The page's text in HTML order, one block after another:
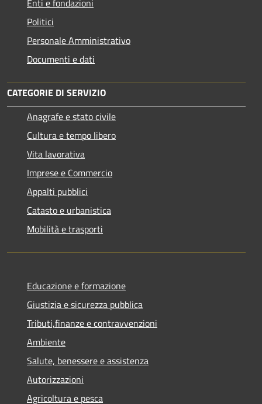
Politici
Personale Amministrativo
Documenti e dati
CATEGORIE DI SERVIZIO
Anagrafe e stato civile
Cultura e tempo libero
Vita lavorativa
Imprese e Commercio
Appalti pubblici
Catasto e urbanistica
Mobilità e trasporti
Educazione e formazione
Giustizia e sicurezza pubblica
Tributi,finanze e contravvenzioni
Ambiente
Salute, benessere e assistenza
Autorizzazioni
Agricoltura e pesca